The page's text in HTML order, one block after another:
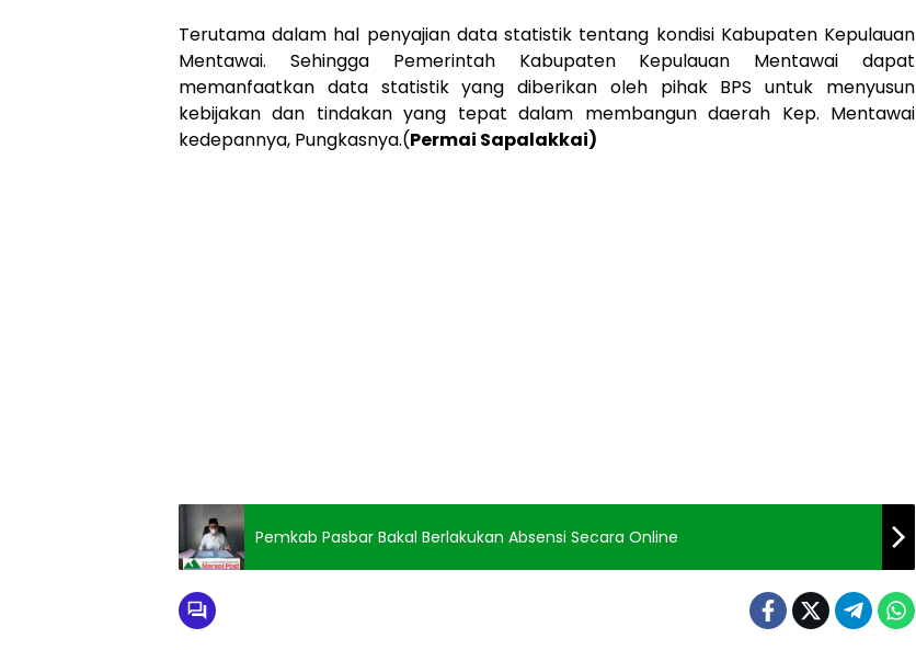
Terutama dalam hal penyajian data statistik tentang kondisi Kabupaten Kepulauan
Mentawai. Sehingga Pemerintah Kabupaten Kepulauan Mentawai dapat
memanfaatkan data statistik yang diberikan oleh pihak BPS untuk menyusun
kebijakan dan tindakan yang tepat dalam membangun daerah Kep. Mentawai
kedepannya, Pungkasnya.(Permai Sapalakkai)
Pemkab Pasbar Bakal Berlakukan Absensi Secara Online